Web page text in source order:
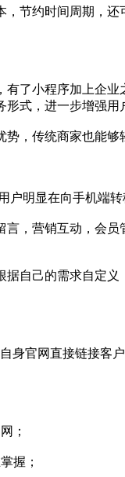
约时间周期，还
小程序加上企业
式，进一步增强用
传统商家也能够
明显在向手机端转
营销互动，会员
己的需求自定义
官网直接链接客
；
握；